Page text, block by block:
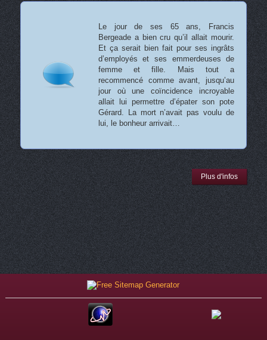
Le jour de ses 65 ans, Francis
Bergeade a bien cru qu’il allait mourir.
Et ça serait bien fait pour ses ingrâts
d’employés et ses emmerdeuses de
femme et fille. Mais tout a
recommencé comme avant, jusqu’au
jour où une coïncidence incroyable
allait lui permettre d’épater son pote
Gérard. La mort n’avait pas voulu de
lui, le bonheur arrivait…
Plus d'infos